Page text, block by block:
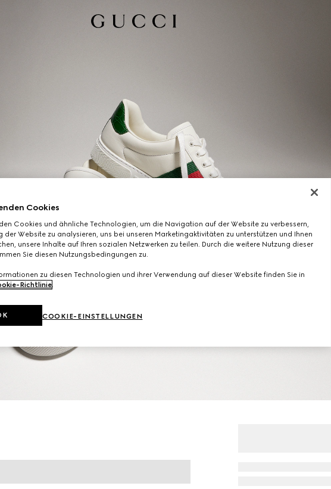
Cookies
Cookies und ähnliche Technologien, um die Navigation auf der Website zu verbessern,
der Website zu analysieren, uns bei unseren Marketingaktivitäten zu unterstützen und Ihnen
unsere Inhalte auf Ihren sozialen Netzwerken zu teilen. Durch die weitere Nutzung dieser
Sie diesen Nutzungsbedingungen zu.
zu diesen Technologien und ihrer Verwendung auf dieser Website finden Sie in
Richtlinie.
COOKIE-EINSTELLUNGEN